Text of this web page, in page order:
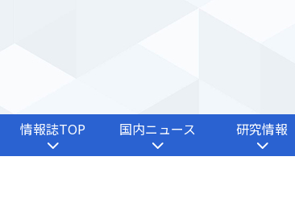
情報誌TOP 国内ニュース 研究情報